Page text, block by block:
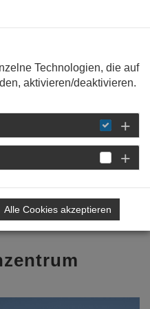
2026
Technologien, die auf
aktivieren/deaktivieren.
Alle Cookies akzeptieren